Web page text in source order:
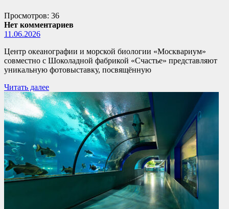
Просмотров: 36
Нет комментариев
11.06.2026
Центр океанографии и морской биологии «Москвариум»
совместно с Шоколадной фабрикой «Счастье» представляют
уникальную фотовыставку, посвящённую
Читать далее